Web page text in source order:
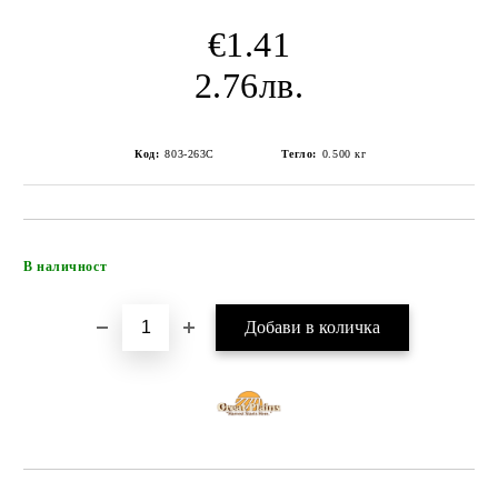
€1.41
2.76лв.
Код: 803-263C Тегло: 0.500 кг
В наличност